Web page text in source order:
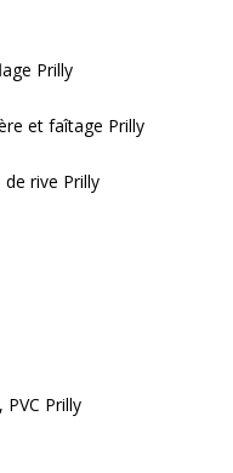
Prilly
et faîtage Prilly
rive Prilly
Prilly